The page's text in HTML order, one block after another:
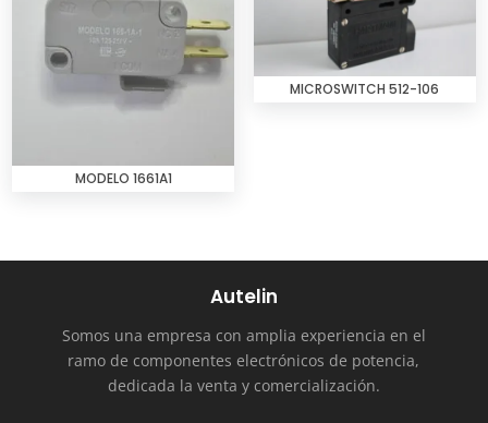
MODELO 1661A1
MICROSWITCH 512-106
Autelin
Somos una empresa con amplia experiencia en el
ramo de componentes electrónicos de potencia,
dedicada la venta y comercialización.